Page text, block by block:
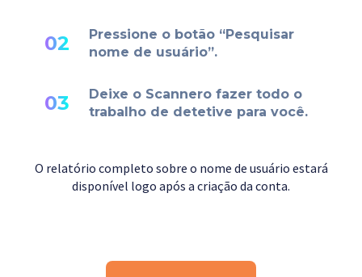
02
Pressione o botão “Pesquisar
nome de usuário”.
03
Deixe o Scannero fazer todo o
trabalho de detetive para você.
O relatório completo sobre o nome de usuário estará
disponível logo após a criação da conta.